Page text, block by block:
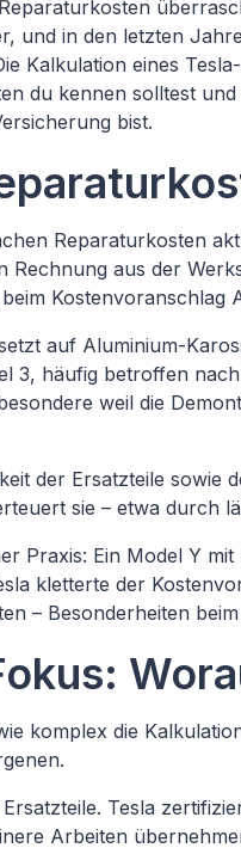
und in den letzten
Kalkulation eines
du kennen solltest
bist.
Reparaturkosten
Rechnung aus der
auf Aluminium-
3, häufig betroffen
weil die
der Ersatzteile sowie
sie – etwa durch
Praxis: Ein Model Y
kletterte der
– Besonderheiten
komplex die
Tesla
Arbeiten